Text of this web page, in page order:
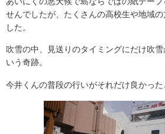
せんでしたが、たくさんの高校生や地域
した。
吹雪の中、見送りのタイミングにだけ吹
いう奇跡。
今井くんの普段の行いがそれだけ良かっ